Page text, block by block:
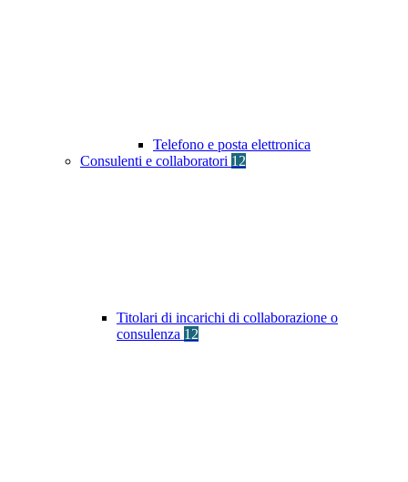
Telefono e posta elettronica
Consulenti e collaboratori 12
Titolari di incarichi di collaborazione o
consulenza 12